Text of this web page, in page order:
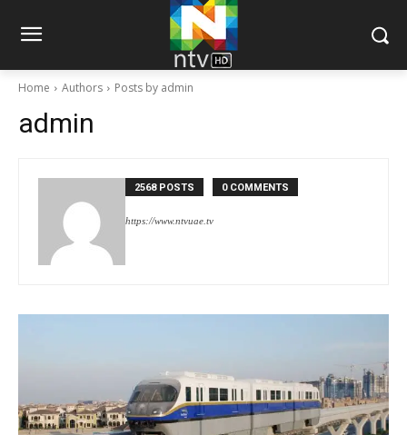
Home Authors Posts by admin
admin
2568 POSTS 0 COMMENTS
https://www.ntvuae.tv